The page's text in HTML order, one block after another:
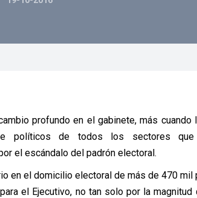
profundo en el gabinete, más
políticos de todos los sectores
el escándalo del padrón electoral.
en el domicilio electoral de más de 470
el Ejecutivo, no tan solo por la